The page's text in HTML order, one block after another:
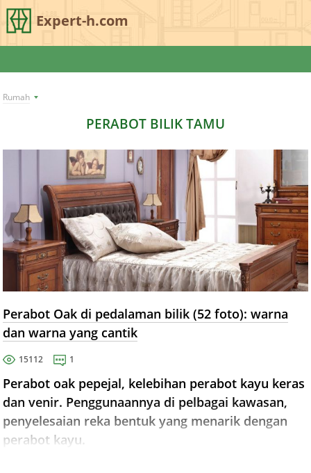
Expert-h.com
Rumah
PERABOT BILIK TAMU
Perabot Oak di pedalaman bilik (52 foto): warna
dan warna yang cantik
15112 1
Perabot oak pepejal, kelebihan perabot kayu keras
dan venir. Penggunaannya di pelbagai kawasan,
penyelesaian reka bentuk yang menarik dengan
perabot kayu.